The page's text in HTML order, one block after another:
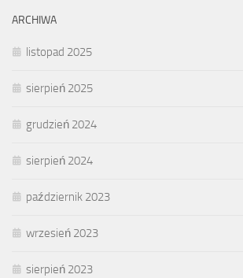
ARCHIWA
listopad 2025
sierpień 2025
grudzień 2024
sierpień 2024
październik 2023
wrzesień 2023
sierpień 2023